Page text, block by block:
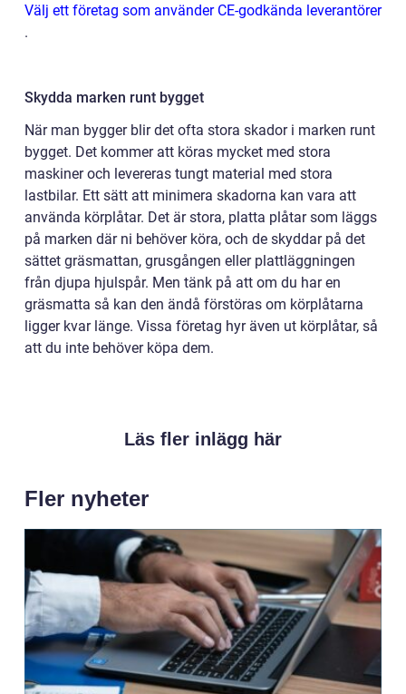
Välj ett företag som använder CE-godkända leverantörer
.
Skydda marken runt bygget
När man bygger blir det ofta stora skador i marken runt
bygget. Det kommer att köras mycket med stora
maskiner och levereras tungt material med stora
lastbilar. Ett sätt att minimera skadorna kan vara att
använda körplåtar. Det är stora, platta plåtar som läggs
på marken där ni behöver köra, och de skyddar på det
sättet gräsmattan, grusgången eller plattläggningen
från djupa hjulspår. Men tänk på att om du har en
gräsmatta så kan den ändå förstöras om körplåtarna
ligger kvar länge. Vissa företag hyr även ut körplåtar, så
att du inte behöver köpa dem.
Läs fler inlägg här
Fler nyheter